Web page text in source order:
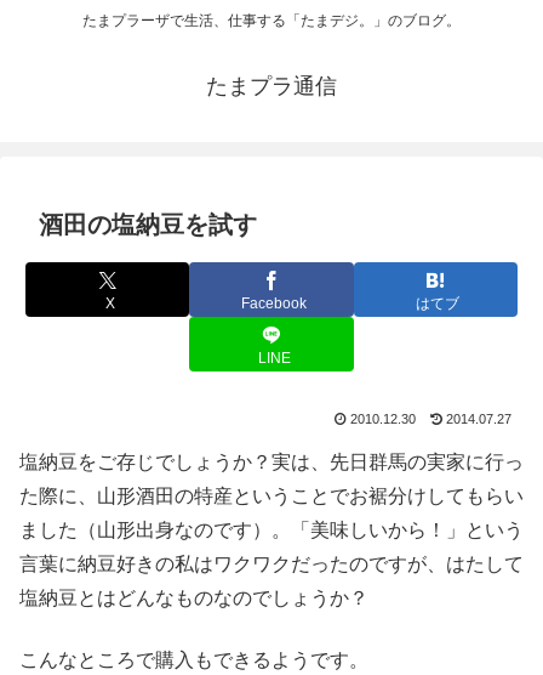
たまプラーザで生活、仕事する「たまデジ。」のブログ。
たまプラ通信
酒田の塩納豆を試す
X Facebook はてブ
LINE
2010.12.30 2014.07.27
塩納豆をご存じでしょうか？実は、先日群馬の実家に行っ
た際に、山形酒田の特産ということでお裾分けしてもらい
ました（山形出身なのです）。「美味しいから！」という
言葉に納豆好きの私はワクワクだったのですが、はたして
塩納豆とはどんなものなのでしょうか？
こんなところで購入もできるようです。